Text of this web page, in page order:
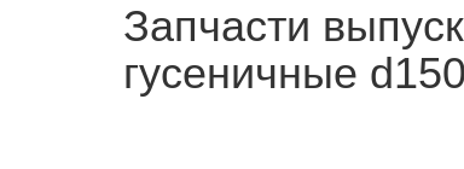
Запчасти
гусеничные